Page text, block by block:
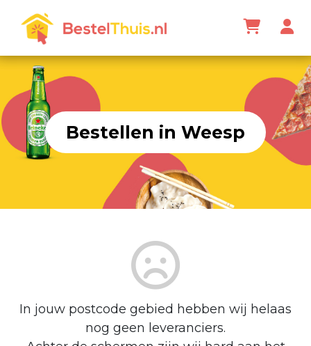
Bestellen in Weesp
In jouw postcode gebied hebben wij helaas
nog geen leveranciers.